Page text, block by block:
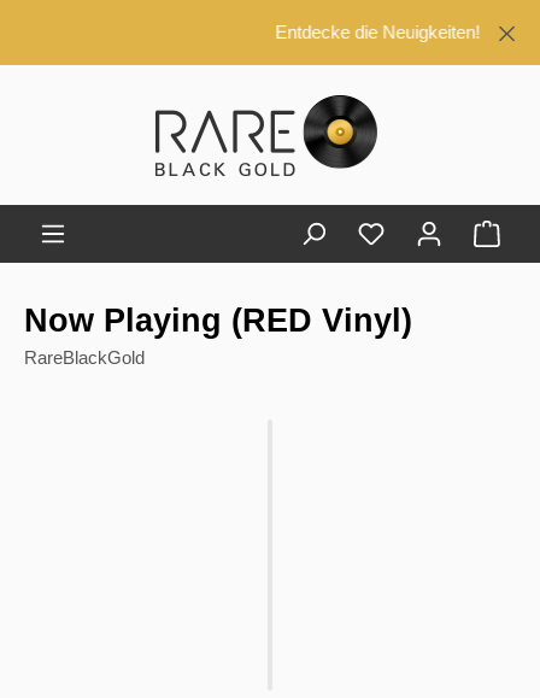
Entdecke die Neuigkeiten!
Now Playing (RED Vinyl)
RareBlackGold